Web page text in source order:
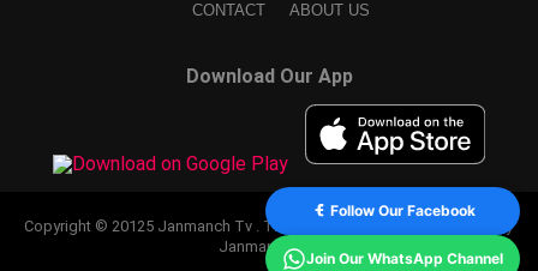
CONTACT
ABOUT US
Download Our App
Copyright © 20125 Janmanch Tv . Theme by SSDIGIMARK. powered by
Janmanch TV.
Follow Our Facebook
Join Our WhatsApp Channel